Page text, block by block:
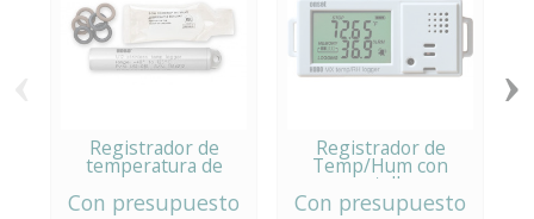
Registrador de
temperatura de
Con presupuesto
Registrador de
Temp/Hum con
pantalla...
Con presupuesto
›